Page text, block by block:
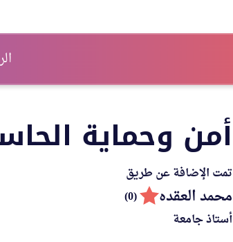
أمن وحماية
تمت الإضافة عن طريق
محمد العقده
(0)
أستاذ جامعة